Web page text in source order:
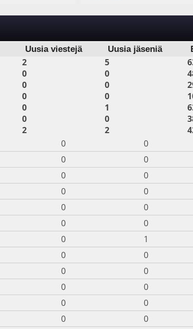
Uusia viestejä Uusia jäseniä
2 5
0 0
0 0
0 0
0 1
0 0
2 2
0
0
0
0
0
0
0
0
0
0
0
0
0
1
0
0
0
0
0
0
0
0
0
0